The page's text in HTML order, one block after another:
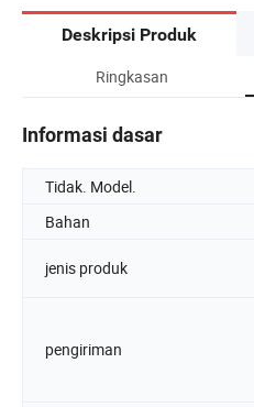
Deskripsi Produk
Ringkasan
Informasi dasar
Tidak. Model.
Bahan
jenis produk
pengiriman